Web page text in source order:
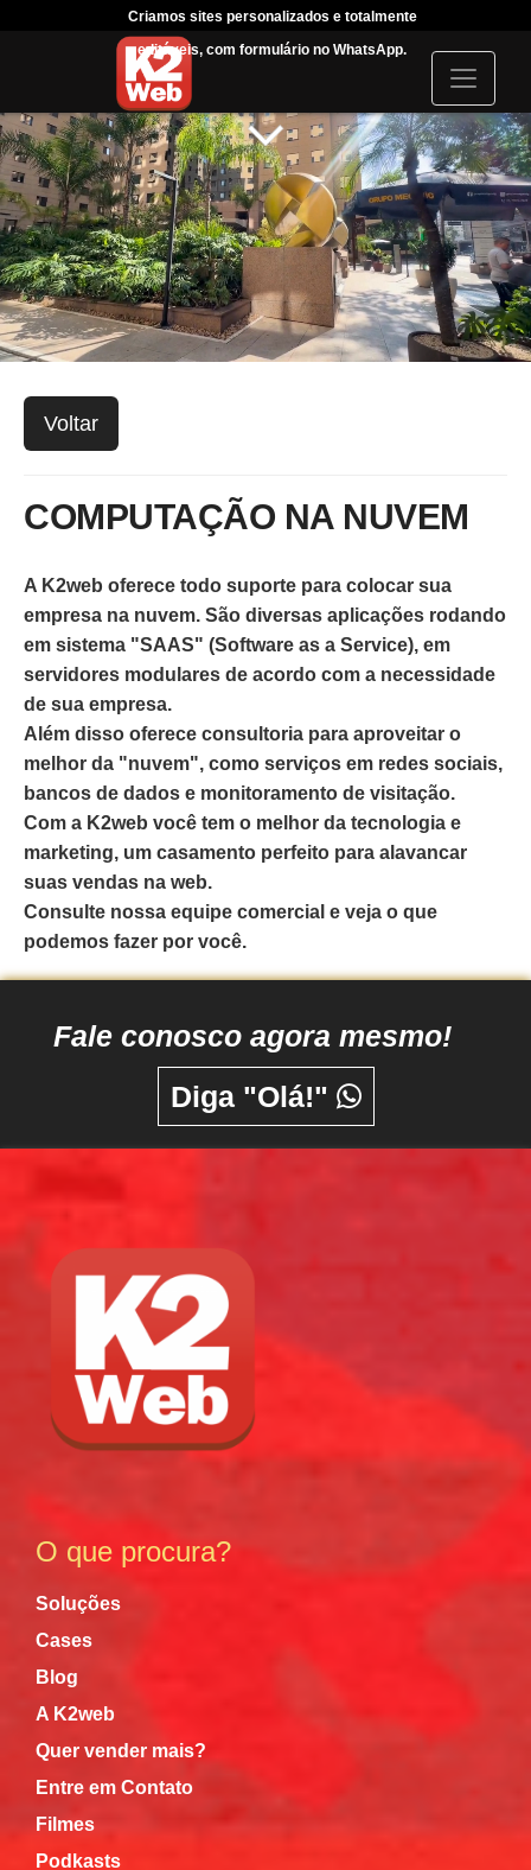
Criamos sites personalizados e totalmente
editáveis, com formulário no WhatsApp.
I
c
o
n
Voltar
COMPUTAÇÃO NA NUVEM
A K2web oferece todo suporte para colocar sua
empresa na nuvem. São diversas aplicações rodando
em sistema "SAAS" (Software as a Service), em
servidores modulares de acordo com a necessidade
de sua empresa.
Além disso oferece consultoria para aproveitar o
melhor da "nuvem", como serviços em redes sociais,
bancos de dados e monitoramento de visitação.
Com a K2web você tem o melhor da tecnologia e
marketing, um casamento perfeito para alavancar
suas vendas na web.
Consulte nossa equipe comercial e veja o que
podemos fazer por você.
Fale conosco agora mesmo!
Diga "Olá!"
O que procura?
Soluções
Cases
Blog
A K2web
Quer vender mais?
Entre em Contato
Filmes
Podkasts